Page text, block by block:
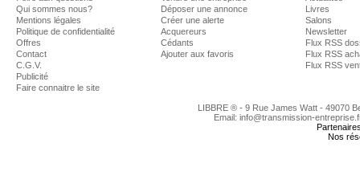
Qui sommes nous?
Mentions légales
Politique de confidentialité
Offres
Contact
C.G.V.
Publicité
Faire connaitre le site
Déposer une annonce
Créer une alerte
Acquereurs
Cédants
Ajouter aux favoris
Livres
Salons
Newsletter
Flux RSS
Flux RSS
Flux RSS
LIBBRE ® - 9 Rue James Watt - 49070
Email: info@transmission-
Nos